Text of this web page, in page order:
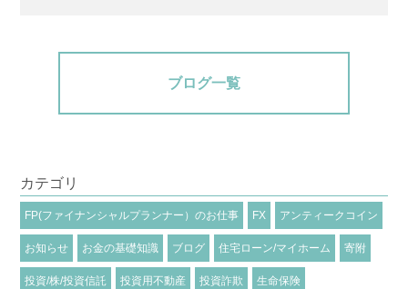
ブログ一覧
カテゴリ
FP(ファイナンシャルプランナー）のお仕事 FX アンティークコイン
お知らせ お金の基礎知識 ブログ 住宅ローン/マイホーム 寄附
投資/株/投資信託 投資用不動産 投資詐欺 生命保険